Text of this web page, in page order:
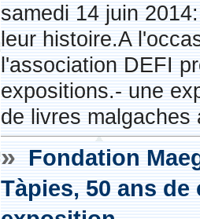
samedi 14 juin
leur histoire.A
l'association DEFI
expositions.- une
de livres malgaches
» Fondation
Tàpies, 50 ans